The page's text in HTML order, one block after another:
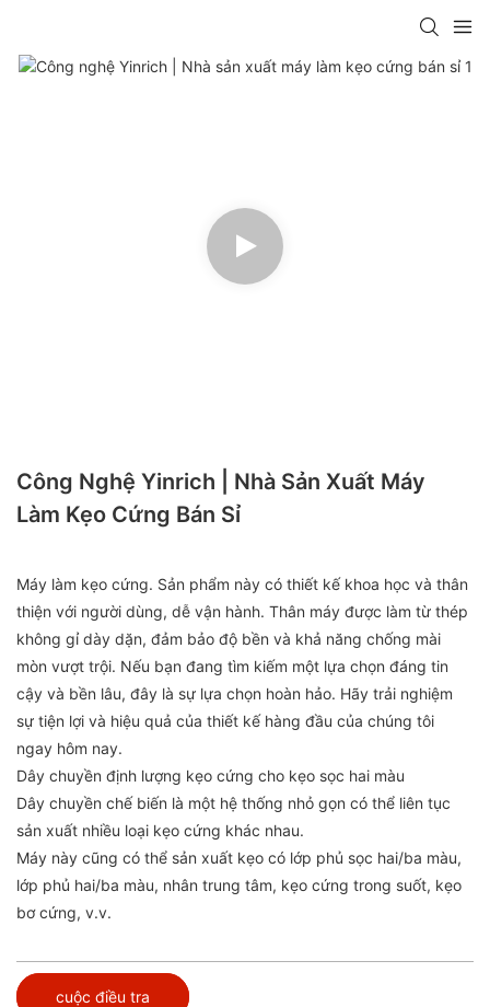
Công Nghệ Yinrich | Nhà Sản Xuất Máy
Làm Kẹo Cứng Bán Sỉ
Máy làm kẹo cứng. Sản phẩm này có thiết kế khoa học và thân
thiện với người dùng, dễ vận hành. Thân máy được làm từ thép
không gỉ dày dặn, đảm bảo độ bền và khả năng chống mài
mòn vượt trội. Nếu bạn đang tìm kiếm một lựa chọn đáng tin
cậy và bền lâu, đây là sự lựa chọn hoàn hảo. Hãy trải nghiệm
sự tiện lợi và hiệu quả của thiết kế hàng đầu của chúng tôi
ngay hôm nay.
Dây chuyền định lượng kẹo cứng cho kẹo sọc hai màu
Dây chuyền chế biến là một hệ thống nhỏ gọn có thể liên tục
sản xuất nhiều loại kẹo cứng khác nhau.
Máy này cũng có thể sản xuất kẹo có lớp phủ sọc hai/ba màu,
lớp phủ hai/ba màu, nhân trung tâm, kẹo cứng trong suốt, kẹo
bơ cứng, v.v.
cuộc điều tra